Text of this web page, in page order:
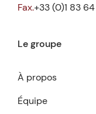
Fax.+33 (0)1 83 64
Le groupe
À propos
Équipe